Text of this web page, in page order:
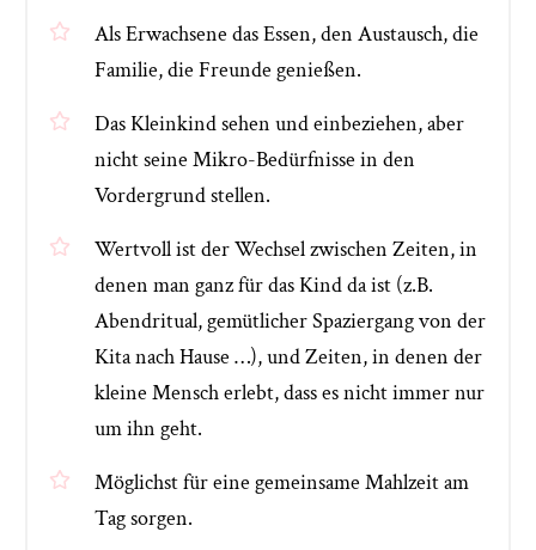
Als Erwachsene das Essen, den Austausch, die
Familie, die Freunde genießen.
Das Kleinkind sehen und einbeziehen, aber
nicht seine Mikro-Bedürfnisse in den
Vordergrund stellen.
Wertvoll ist der Wechsel zwischen Zeiten, in
denen man ganz für das Kind da ist (z.B.
Abendritual, gemütlicher Spaziergang von der
Kita nach Hause …), und Zeiten, in denen der
kleine Mensch erlebt, dass es nicht immer nur
um ihn geht.
Möglichst für eine gemeinsame Mahlzeit am
Tag sorgen.